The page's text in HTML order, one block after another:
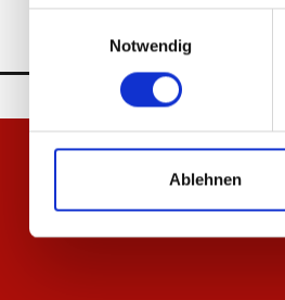
Notwendig
Ablehnen
89,95 €